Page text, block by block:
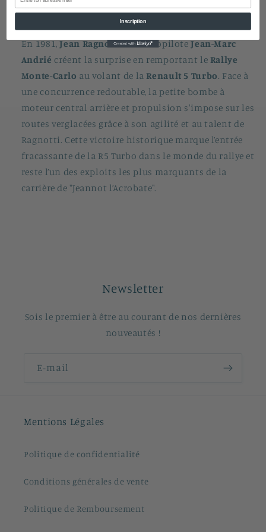
Share
En 1981,Jean Ragnottiet son copiloteJean-Marc
Andrié créent la surprise en remportant le Rallye
Monte-Carlo au volant de laRenault 5 Turbo. Face à
une concurrence redoutable, la petite bombe à
moteur central arrière et propulsion s'impose sur les
routes verglacées grâce à son agilité et au talent de
Ragnotti. Cette victoire historique marque l’entrée
fracassante de la R5 Turbo dans le monde du rallye et
reste l’un des exploits les plus marquants de la
carrière de "Jeannot l’Acrobate".
Newsletter
Sois le premier à être au courant de nos dernières
nouveautés !
E-mail
Mentions Légales
Politique de confidentialité
Conditions générales de vente
Politique de Remboursement
Inscription